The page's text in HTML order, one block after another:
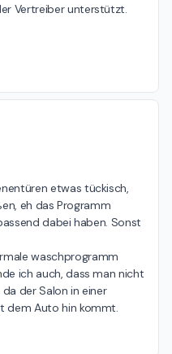
Vertreiber unterstützt.
etwas tückisch,
eh das Programm
dabei haben. Sonst
waschprogramm
ich auch, dass man nicht
der Salon in einer
dem Auto hin kommt.